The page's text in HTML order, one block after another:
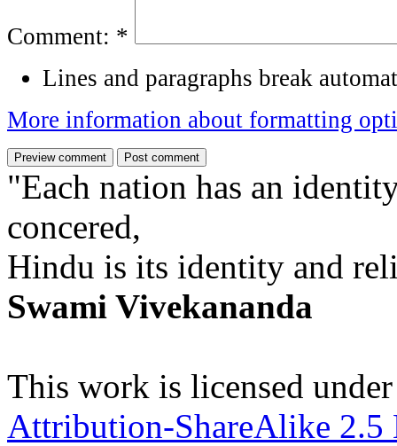
Comment: *
Lines and paragraphs break
More information about formatting
"Each nation has an
concered,
Hindu is its identity and
Swami Vivekananda
This work is licensed
Attribution-ShareAlike 2.5